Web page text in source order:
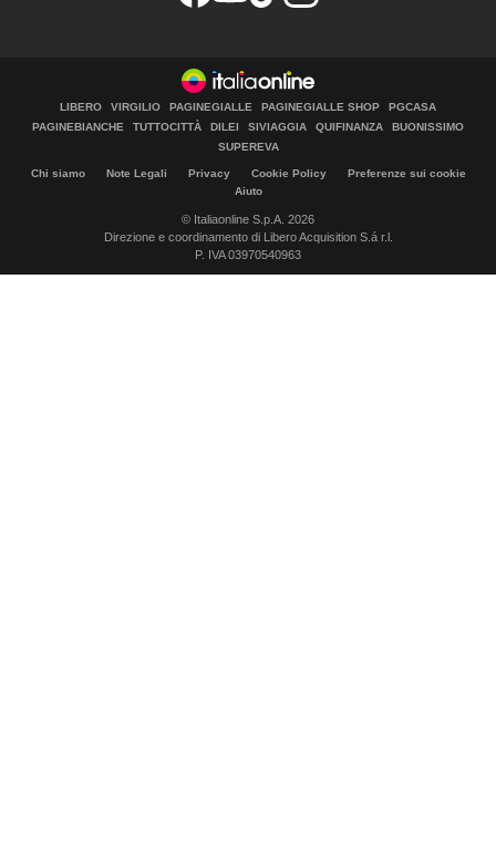
LIBERO VIRGILIO PAGINEGIALLE PAGINEGIALLE SHOP
PGCASA
PAGINEBIANCHE
TUTTOCITTÀ DILEI SIVIAGGIA QUIFINANZA
BUONISSIMO
SUPEREVA
Chi siamo Note Legali Privacy Cookie Policy
Preferenze sui cookie
Aiuto
© Italiaonline S.p.A. 2026
Direzione e coordinamento di Libero Acquisition S.á r.l.
P. IVA 03970540963